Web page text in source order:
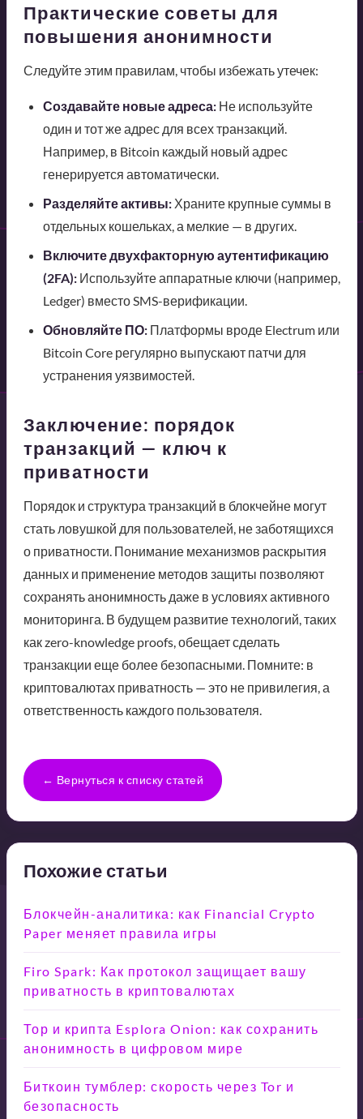
Практические советы для
повышения анонимности
Следуйте этим правилам, чтобы избежать утечек:
Создавайте новые адреса:Не используйте
один и тот же адрес для всех транзакций.
Например, в Bitcoin каждый новый адрес
генерируется автоматически.
Разделяйте активы:Храните крупные суммы в
отдельных кошельках, а мелкие — в других.
Включите двухфакторную аутентификацию
(2FA):Используйте аппаратные ключи (например,
Ledger) вместо SMS-верификации.
Обновляйте ПО:Платформы вроде Electrum или
Bitcoin Core регулярно выпускают патчи для
устранения уязвимостей.
Заключение: порядок
транзакций — ключ к
приватности
Порядок и структура транзакций в блокчейне могут
стать ловушкой для пользователей, не заботящихся
о приватности. Понимание механизмов раскрытия
данных и применение методов защиты позволяют
сохранять анонимность даже в условиях активного
мониторинга. В будущем развитие технологий, таких
как zero-knowledge proofs, обещает сделать
транзакции еще более безопасными. Помните: в
криптовалютах приватность — это не привилегия, а
ответственность каждого пользователя.
← Вернуться к списку статей
Похожие статьи
Блокчейн-аналитика: как Financial Crypto
Paper меняет правила игры
Firo Spark: Как протокол защищает вашу
приватность в криптовалютах
Тор и крипта Esplora Onion: как сохранить
анонимность в цифровом мире
Биткоин тумблер: скорость через Tor и
безопасность